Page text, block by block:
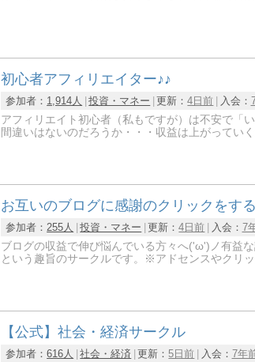
初心者アフィリエイター♪♪
参加者： 1,914人 投資・マネー 更新：4日前 入会：
アフィリエイト初心者（私もですが）は不安で「
間違いはないのだろうか・・・収益は上がってい
お互いのブログに感謝のクリックをす
参加者：255人 投資・マネー 更新：4日前 入会： 7
ブログの収益で伸び悩んでいる方々へ('ω')ノ有益
という趣旨のサークルです。※アドセンスやクリ
【公式】社会・経済サークル
参加者：616人 社会・経済 更新：5日前 入会： 7年